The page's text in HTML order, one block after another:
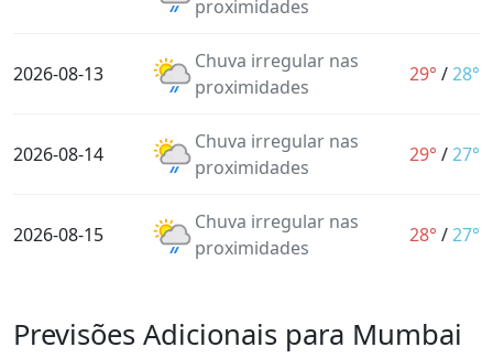
proximidades
2026-08-13
Chuva irregular nas
proximidades
29° /28°
2026-08-14
Chuva irregular nas
proximidades
29° /27°
2026-08-15
Chuva irregular nas
proximidades
28° /27°
Previsões Adicionais para Mumbai